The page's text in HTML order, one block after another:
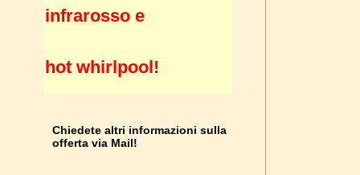
infrarosso e
hot whirlpool!
Chiedete altri informazioni sulla
offerta via Mail!